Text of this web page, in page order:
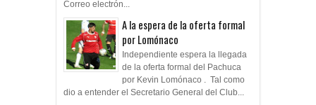
Correo electrón...
A la espera de la oferta formal
por Lomónaco
Independiente espera la llegada
de la oferta formal del Pachuca
por Kevin Lomónaco . Tal como
dio a entender el Secretario General del Club...